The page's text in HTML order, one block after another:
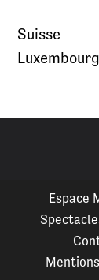
Suisse
Luxembourg
Espace